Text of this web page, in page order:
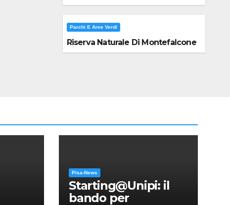
Parchi E Aree Verdi
Riserva Naturale Di Montefalcone
Pisa-News
Starting@Unipi: il
bando per